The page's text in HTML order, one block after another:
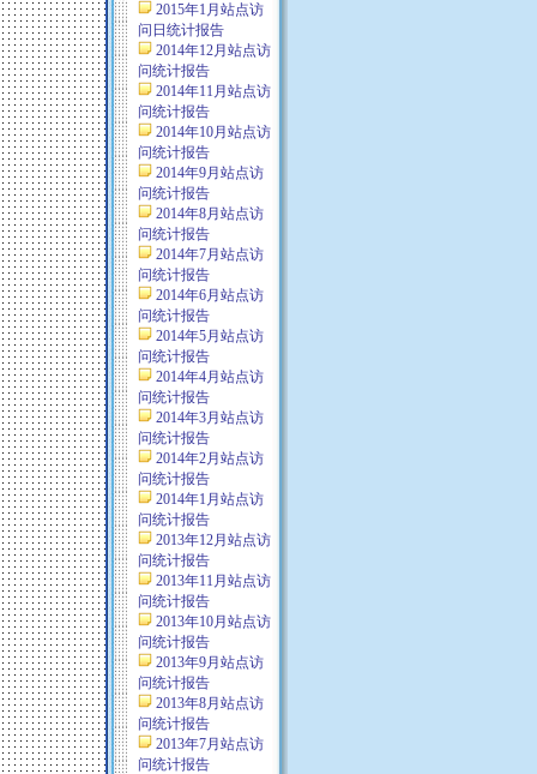
2015年1月站点访
问日统计报告
2014年12月站点访
问统计报告
2014年11月站点访
问统计报告
2014年10月站点访
问统计报告
2014年9月站点访
问统计报告
2014年8月站点访
问统计报告
2014年7月站点访
问统计报告
2014年6月站点访
问统计报告
2014年5月站点访
问统计报告
2014年4月站点访
问统计报告
2014年3月站点访
问统计报告
2014年2月站点访
问统计报告
2014年1月站点访
问统计报告
2013年12月站点访
问统计报告
2013年11月站点访
问统计报告
2013年10月站点访
问统计报告
2013年9月站点访
问统计报告
2013年8月站点访
问统计报告
2013年7月站点访
问统计报告